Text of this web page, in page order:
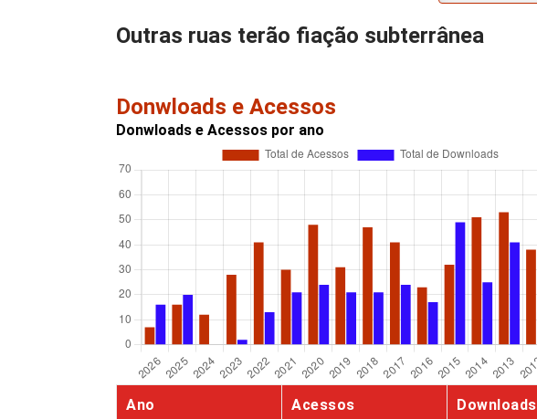
Outras ruas terão fiação subterrânea
Donwloads e Acessos
Donwloads e Acessos por ano
Ano Acessos Downloads